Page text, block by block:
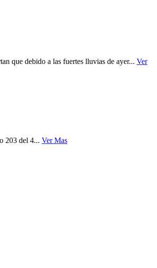
que debido a las fuertes lluvias de ayer... Ver
203 del 4... Ver Mas